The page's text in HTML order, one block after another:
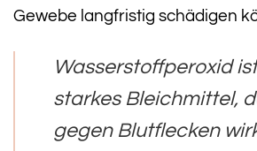
Gewebe langfristig schädigen
Wasserstoffperoxid
starkes Bleichmittel,
gegen Blutflecken